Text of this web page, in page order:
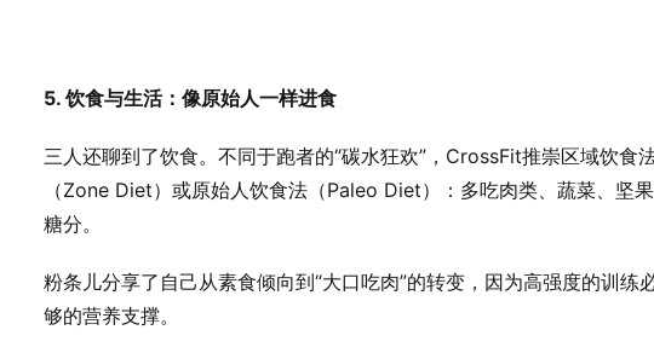
5. 饮食与生活：像原始人一样进食
三人还聊到了饮食。不同于跑者的“碳水狂欢”，CrossFit推崇区域饮食
（Zone Diet）或原始人饮食法（Paleo Diet）：多吃肉类、蔬菜、坚
糖分。
粉条儿分享了自己从素食倾向到“大口吃肉”的转变，因为高强度的训练
够的营养支撑。